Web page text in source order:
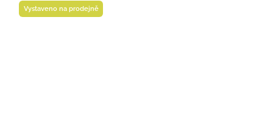
Vystaveno na prodejně